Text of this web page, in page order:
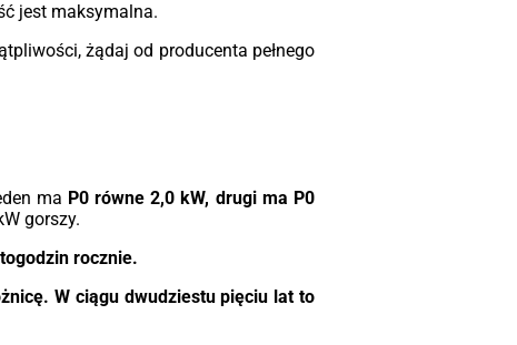
jest maksymalna.
żądaj od producenta pełnego
ma P0 równe 2,0 kW, drugi ma P0
gorszy.
rocznie.
W ciągu dwudziestu pięciu lat to